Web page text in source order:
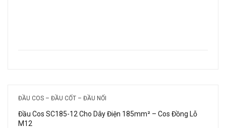
ĐẦU COS – ĐẦU CỐT – ĐẦU NỐI
Đầu Cos SC185-12 Cho Dây Điện 185mm² – Cos Đồng Lỗ
M12